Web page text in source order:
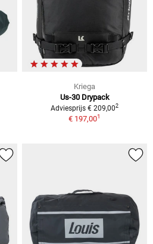
Kriega
Us-30 Drypack
Adviesprijs € 209,002
€ 197,001